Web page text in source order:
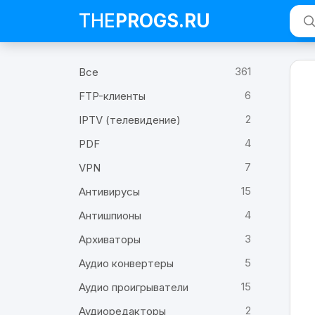
THEPROGS.RU
Все
361
FTP-клиенты
6
IPTV (телевидение)
2
PDF
4
VPN
7
Антивирусы
15
Антишпионы
4
Архиваторы
3
Аудио конвертеры
5
Аудио проигрыватели
15
Аудиоредакторы
2